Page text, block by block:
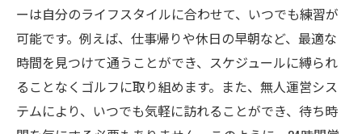
ーは自分のライフスタイルに合わせて、いつでも練習が
可能です。例えば、仕事帰りや休日の早朝など、最適な
時間を見つけて通うことができ、スケジュールに縛られ
ることなくゴルフに取り組めます。また、無人運営シス
テムにより、いつでも気軽に訪れることができ、待ち時